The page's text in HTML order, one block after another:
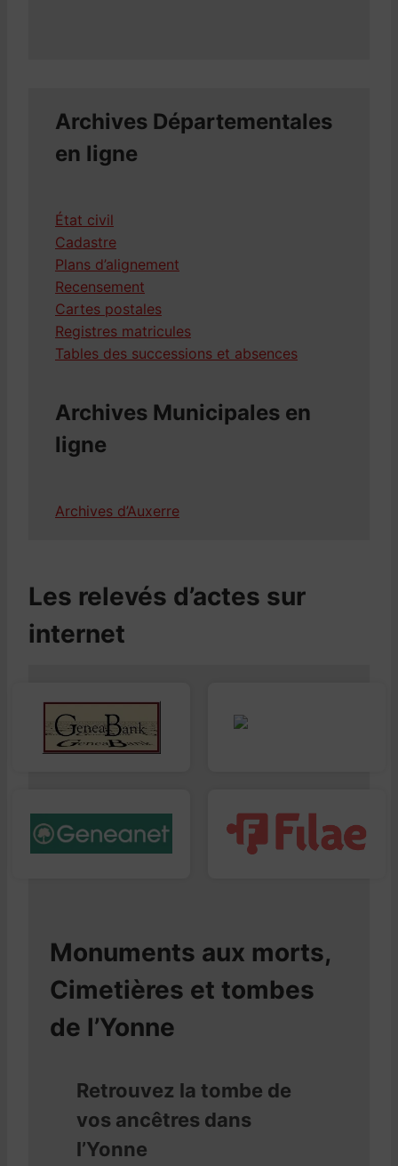
Archives Départementales
en ligne
État civil
Cadastre
Plans d’alignement
Recensement
Cartes postales
Registres matricules
Tables des successions et absences
Archives Municipales en
ligne
Archives d’Auxerre
Les relevés d’actes sur
internet
Monuments aux morts,
Cimetières et tombes
de l’Yonne
Retrouvez la tombe de
vos ancêtres dans
l’Yonne